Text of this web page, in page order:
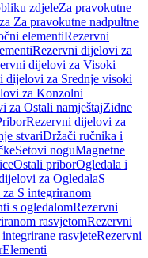
zdjeleZa pravokutne
Za pravokutne nadpultne
elementiRezervni
Rezervni dijelovi za
dijelovi za Visoki
dijelovi za Srednje visoki
za Konzolni
za Ostali namještajZidne
Rezervni dijelovi za
stvariDržači ručnika i
Setovi noguMagnetne
Ostali priborOgledala i
za OgledalaS
S integriranom
s ogledalomRezervni
rasvjetomRezervni
rasvjeteRezervni
Elementi